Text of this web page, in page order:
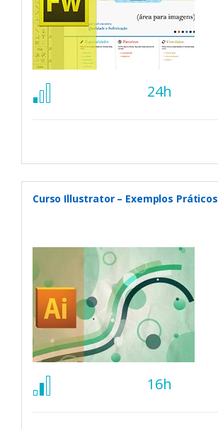
24h
Curso Illustrator – Exemplos Práticos
16h